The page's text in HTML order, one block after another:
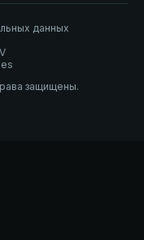
данных
защищены.